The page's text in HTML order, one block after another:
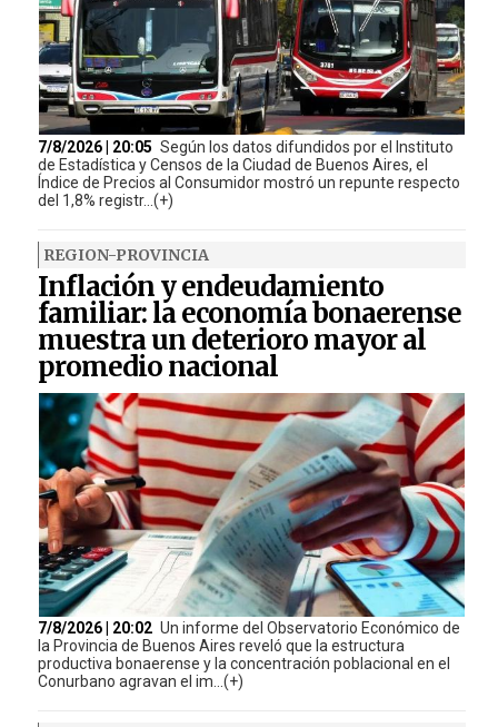
7/8/2026 | 20:05 Según los datos difundidos por el Instituto
de Estadística y Censos de la Ciudad de Buenos Aires, el
Índice de Precios al Consumidor mostró un repunte respecto
del 1,8% registr...(+)
REGION-PROVINCIA
Inflación y endeudamiento
familiar: la economía bonaerense
muestra un deterioro mayor al
promedio nacional
7/8/2026 | 20:02 Un informe del Observatorio Económico de
la Provincia de Buenos Aires reveló que la estructura
productiva bonaerense y la concentración poblacional en el
Conurbano agravan el im...(+)